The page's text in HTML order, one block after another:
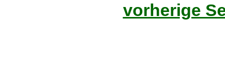
vorherige